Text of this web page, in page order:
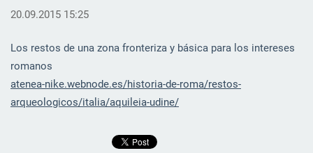
20.09.2015 15:25
Los restos de una zona fronteriza y básica para los intereses
romanos
atenea-nike.webnode.es/historia-de-roma/restos-
arqueologicos/italia/aquileia-udine/